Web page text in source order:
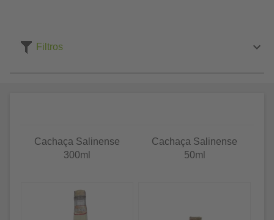
Filtros
Cachaça Salinense
300ml
Cachaça Salinense
50ml